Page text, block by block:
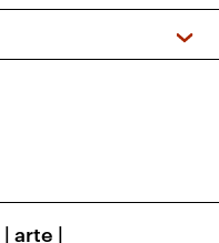
| arte |